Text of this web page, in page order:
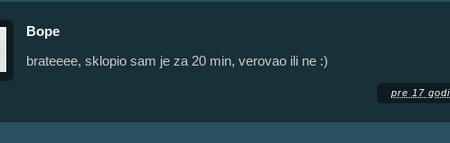
Bope
brateeee, sklopio sam je za 20 min, verovao ili ne :)
pre 17